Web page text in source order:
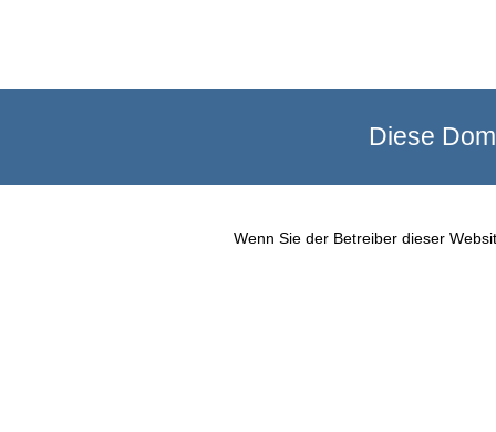
Diese
Wenn Sie der Betreiber dieser